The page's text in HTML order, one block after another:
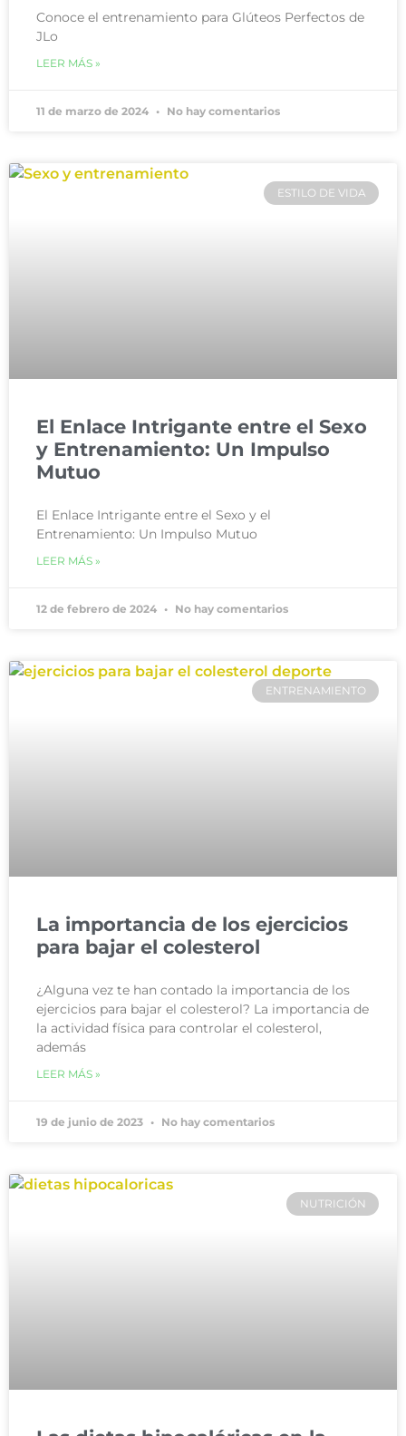
Conoce el entrenamiento para Glúteos Perfectos de
JLo
LEER MÁS »
11 de marzo de 2024 No hay comentarios
ESTILO DE VIDA
El Enlace Intrigante entre el Sexo
y Entrenamiento: Un Impulso
Mutuo
El Enlace Intrigante entre el Sexo y el
Entrenamiento: Un Impulso Mutuo
LEER MÁS »
12 de febrero de 2024 No hay comentarios
ENTRENAMIENTO
La importancia de los ejercicios
para bajar el colesterol
¿Alguna vez te han contado la importancia de los
ejercicios para bajar el colesterol? La importancia de
la actividad física para controlar el colesterol,
además
LEER MÁS »
19 de junio de 2023 No hay comentarios
NUTRICIÓN